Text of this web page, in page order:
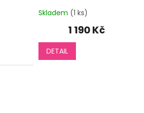
Skladem (1 ks)
1 190 Kč
DETAIL